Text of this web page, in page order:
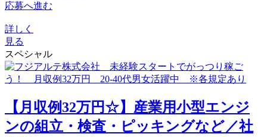
応募へ進む
詳しく
見る
スペシャル
【月収例32万円☆】産業用小型エンジ
ンの組立・検査・ピッキングなど／社